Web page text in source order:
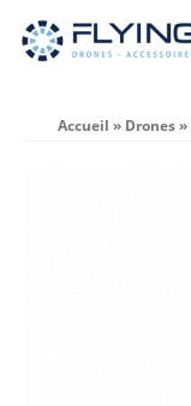
Accueil » Drones»